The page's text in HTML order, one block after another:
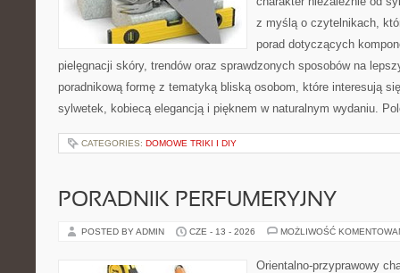
z myślą o czytelnikach,
porad dotyczących
pielęgnacji skóry, trendów oraz sprawdzonych sposobów na
poradnikową formę z tematyką bliską osobom, które interesują
sylwetek, kobiecą elegancją i pięknem w naturalnym wydaniu.
CATEGORIES: DOMOWE TRIKI I DIY
PORADNIK PERFUMERYJNY
POSTED BY ADMIN CZE - 13 - 2026 MOŻLIWOŚĆ
Orientalno-przyprawowy